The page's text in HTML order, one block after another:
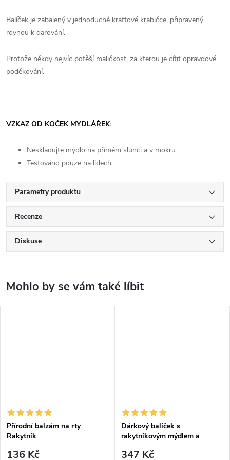
Balíček je zabalený v jednoduché kraftové krabičce, připravený
rovnou k darování.
Protože někdy nejvíc potěší maličkost, za kterou je cítit opravdové
poděkování.
VZKAZ OD KOČEK MYDLÁŘEK:
Neskladujte mýdlo na přímém slunci a v mokru.
Testováno pouze na lidech.
Parametry produktu
Recenze
Diskuse
Přírodní balzám na rty
Rakytník
136 Kč
Dárkový balíček s
rakytníkovým mýdlem a
347 Kč